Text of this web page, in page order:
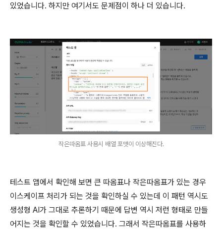
있었습니다. 하지만 여기서도 문제점이 하나 더 있습니다.
작은따옴표 사용시 배열 포맷이 이상해진다.
테스트 앱에서 확인해 보면 큰 따옴표나 작은따옴표가 있는 경우
이스케이프 처리가 되는 것을 확인하실 수 있는데 이 패턴 역시도
생성형 AI가 그대로 추론하기 때문에 답변 역시 저런 형태로 만들
어지는 것을 확인할 수 있었습니다. 그래서 작은따옴표를 사용하